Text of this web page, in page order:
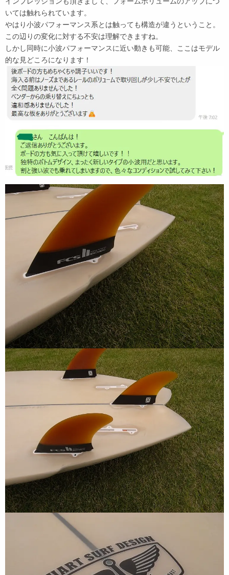
いては触れられています。
やはり小波パフォーマンス系とは触っても構造が違うということ。
この辺りの変化に対する不安は理解できますね。
しかし同時に小波パフォーマンスに近い動きも可能、ここはモデル
的な見どころになります！